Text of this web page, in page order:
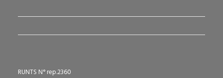
RUNTS N° rep.2360